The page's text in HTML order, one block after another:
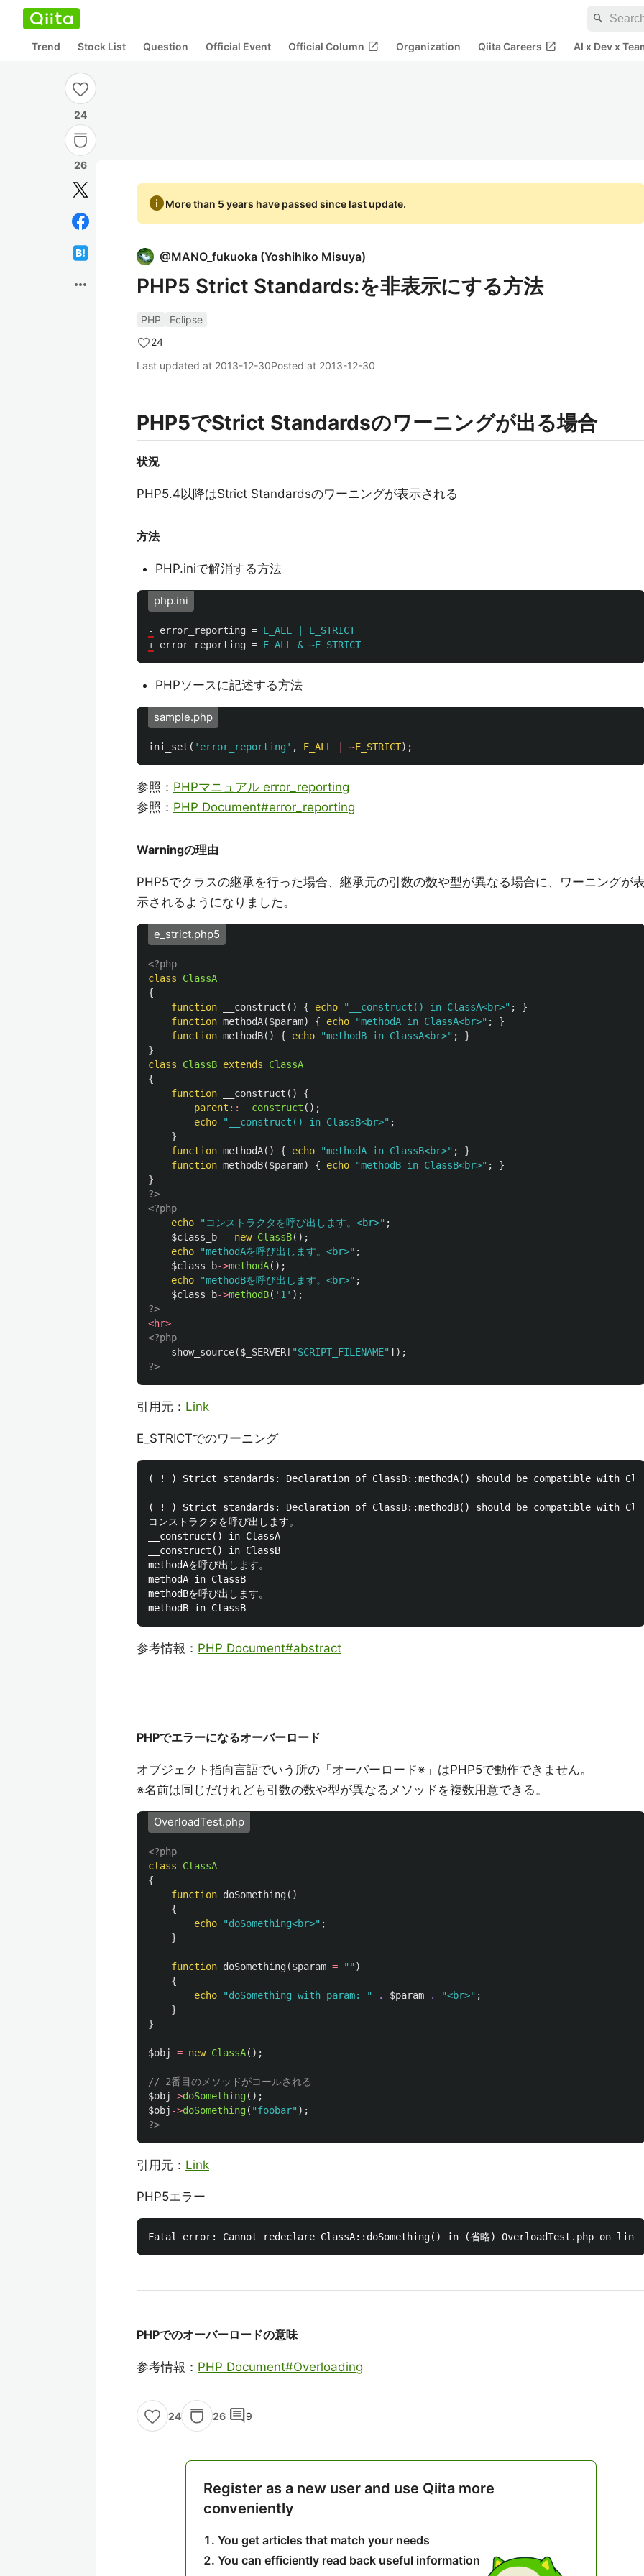
search
Trend Stock List Question Official Event Official Column open_in_new Organization Qiita Careers open_in_new AI x Dev x
24
26
more_horiz
infoMore than 5 years have passed since last update.
@MANO_fukuoka (Yoshihiko Misuya)
PHP5 Strict Standards:を非表示にする方法
PHP
Eclipse
24
Last updated at 2013-12-30Posted at 2013-12-30
PHP5でStrict Standardsのワーニングが出る場合
状況
PHP5.4以降はStrict Standardsのワーニングが表示される
方法
PHP.iniで解消する方法
php.ini
- error_reporting = E_ALL | E_STRICT
+ error_reporting = E_ALL & ~E_STRICT
PHPソースに記述する方法
sample.php
ini_set ( 'error_reporting' , E_ALL ~E_STRICT);
参照： PHPマニュアル error_reporting
参照： PHP Document#error_reporting
Warningの理由
PHP5でクラスの継承を行った場合、継承元の引数の数や型が異なる場合に、ワーニングが
示されるようになりました。
e_strict.php5
<?php
class
ClassA
{
function
__construct () { echo "__construct() in ClassA<br>" ;
}
function methodA($param) { echo "methodA in ClassA<br>" ;
}
function methodB() { echo "methodB in ClassA<br>" ;
}
}
class
ClassB extends
ClassA
{
function
__construct ()
{
parent :: __construct ();
echo
"__construct() in ClassB<br>" ;
}
function methodA() { echo "methodA in ClassB<br>" ;
}
function methodB($param) { echo "methodB in ClassB<br>" ;
}
}
?>
<?php
echo
"コンストラクタを呼び出します。<br>" ;
$class_b = new ClassB();
echo
"methodAを呼び出します。<br>" ;
$class_b->methodA();
echo
"methodBを呼び出します。<br>" ;
$class_b->methodB( '1' );
?>
<hr>
<?php
show_source($_SERVER [ "SCRIPT_FILENAME" ]);
?>
引用元： Link
E_STRICTでのワーニング
( ! ) Strict standards: Declaration of ClassB::methodA() should be compatible with
( ! ) Strict standards: Declaration of ClassB::methodB() should be compatible with
コンストラクタを呼び出します。
__construct() in ClassA
__construct() in ClassB
methodAを呼び出します。
methodA in ClassB
methodBを呼び出します。
参考情報： PHP Document#abstract
PHPでエラーになるオーバーロード
オブジェクト指向言語でいう所の「オーバーロード※」はPHP5で動作できません。
※名前は同じだけれども引数の数や型が異なるメソッドを複数用意できる。
OverloadTest.php
<?php
class
ClassA
{
function doSomething()
{
echo
"doSomething<br>" ;
}
function doSomething($param = "" )
{
echo
"doSomething with param: " . $param . "<br>" ;
}
}
$obj = new ClassA();
// 2番目のメソッドがコールされる
$obj ->doSomething();
$obj ->doSomething( "foobar" );
?>
引用元： Link
PHP5エラー
PHPでのオーバーロードの意味
参考情報： PHP Document#Overloading
24 26 comment9
Register as a new user and use Qiita more
conveniently
You get articles that match your needs
You can efficiently read back useful information